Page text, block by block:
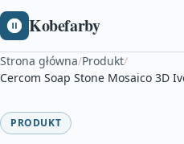
Kobefarby
Strona główna/Produkt/
Cercom Soap Stone Mosaico 3D
PRODUKT